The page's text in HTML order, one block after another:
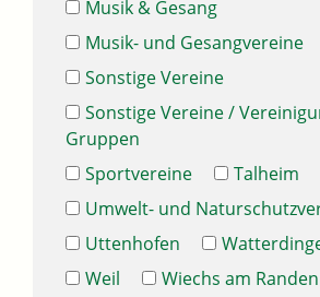
Musik & Gesang
Musik- und Gesangvereine
Sonstige Vereine
Sonstige Vereine /
Gruppen
Sportvereine
Talheim
Umwelt- und
Uttenhofen
Weil
Wiechs am Randen